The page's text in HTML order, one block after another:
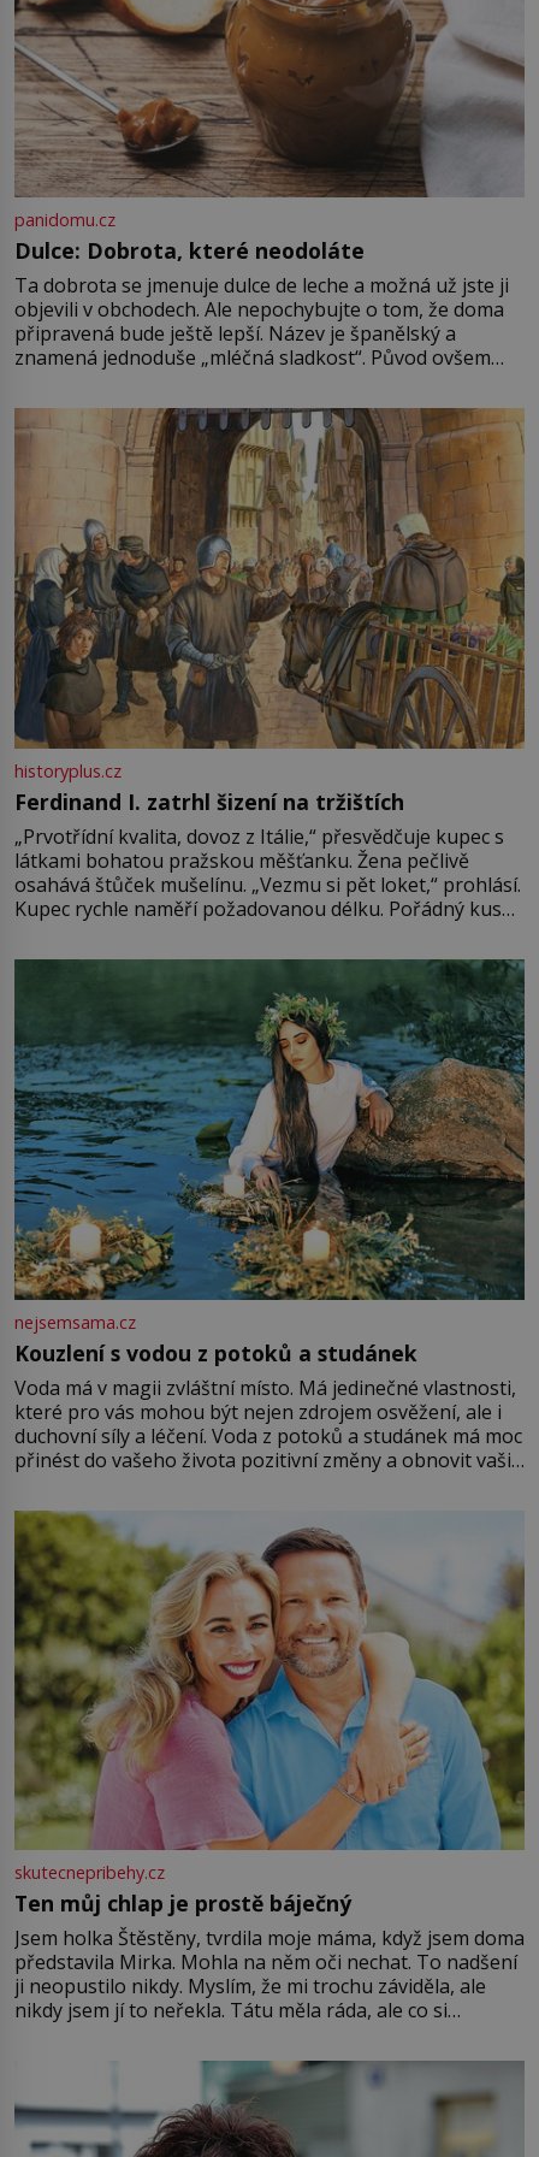
panidomu.cz
Dulce: Dobrota, které neodoláte
Ta dobrota se jmenuje dulce de leche a možná už jste ji
objevili v obchodech. Ale nepochybujte o tom, že doma
připravená bude ještě lepší. Název je španělský a
znamená jednoduše „mléčná sladkost“. Původ ovšem
pře hned několik latinskoamerických zemí a k tomu
Francie, kde se traduje,
historyplus.cz
Ferdinand I. zatrhl šizení na tržištích
„Prvotřídní kvalita, dovoz z Itálie,“ přesvědčuje kupec s
látkami bohatou pražskou měšťanku. Žena pečlivě
osahává štůček mušelínu. „Vezmu si pět loket,“ prohlásí.
Kupec rychle naměří požadovanou délku. Pořádný kus
milostpaní. Stačí jenom na sukni,“ zhodnotí švadlena
množství růžového mušelínu. „Ošidili vás, podívejte.“
nejsemsama.cz
Kouzlení s vodou z potoků a studánek
Voda má v magii zvláštní místo. Má jedinečné vlastnosti,
které pro vás mohou být nejen zdrojem osvěžení, ale i
duchovní síly a léčení. Voda z potoků a studánek má moc
přinést do vašeho života pozitivní změny a obnovit vaši
můžete obohatit své rituály a přinést do svého života
větší harmonii a klid. Je důležité
skutecnepribehy.cz
Ten můj chlap je prostě báječný
Jsem holka Štěstěny, tvrdila moje máma, když jsem doma
představila Mirka. Mohla na něm oči nechat. To nadšení
ji neopustilo nikdy. Myslím, že mi trochu záviděla, ale
nikdy jsem jí to neřekla. Tátu měla ráda, ale co si
Jsme spolu moc rádi Tehdy byla jiná doba, když